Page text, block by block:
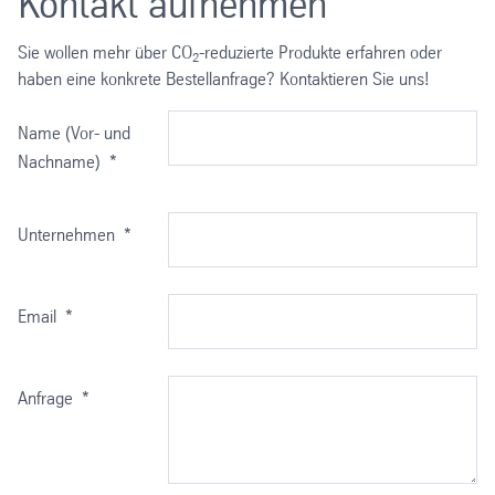
berechnet. Es berücksichtigt die Verflechtungen
umfassende Analyse der gesamten
Wertschöpfungskette.
Produkts oder einer Dienstleistung über den gesamten
Lebenszyklus hinweg. Es erfasst nicht nur die CO2e-
Emissionen, sondern auch andere Umweltindikatoren
Luftverschmutzung.
Sie wollen mehr über CO2-reduzierte Produkte erfahren oder
haben eine konkrete Bestellanfrage? Kontaktieren Sie uns!
Name (Vor- und
Nachname) *
Unternehmen *
Email *
Anfrage *